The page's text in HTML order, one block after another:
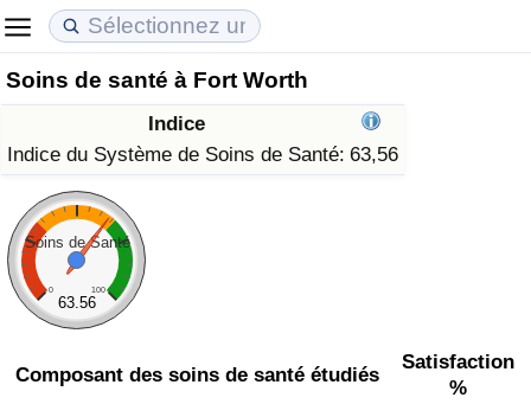
Soins de santé à Fort Worth
Indice
Indice du Système de Soins de Santé: 63,56
Soins de Santé
0 100
63.56
Composant des soins de santé étudiés
Satisfaction
%
Coût de la vie
Indice du Coût de la Vie (Actuel)
Indice du Coût de la Vie
Indice du coût de la vie par pays
à Akaba
Prix de l'immobilier
Indice des Prix de l'immobilier (Actuel)
Indice des Prix de l'immobilier
Indice des Prix de l'immobilier par Pays
Qualité de Vie
Indice de Qualité de Vie
Indice de Qualité de Vie (Actuel)
Indice de qualité de vie par pays
Criminalité
Indice de Criminalité (Actuel)